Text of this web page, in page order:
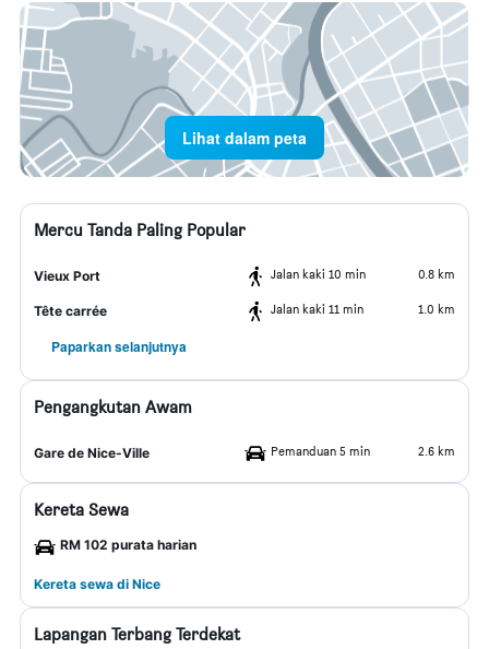
Lihat dalam peta
Mercu Tanda Paling Popular
Vieux Port Jalan kaki 10 min 0.8 km
Tête carrée Jalan kaki 11 min 1.0 km
Paparkan selanjutnya
Pengangkutan Awam
Gare de Nice-Ville Pemanduan 5 min 2.6 km
Kereta Sewa
RM 102 purata harian
Kereta sewa di Nice
Lapangan Terbang Terdekat